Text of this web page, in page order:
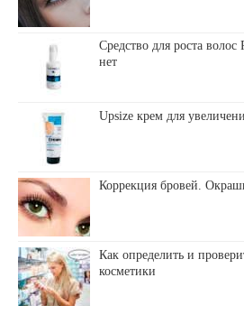
Средство для роста
нет
Upsize крем для
Коррекция бровей.
Как определить и
косметики